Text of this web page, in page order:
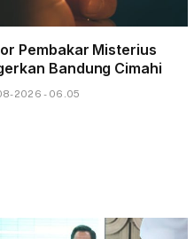
Pembakar Misterius
Bandung Cimahi
2026 - 06.05